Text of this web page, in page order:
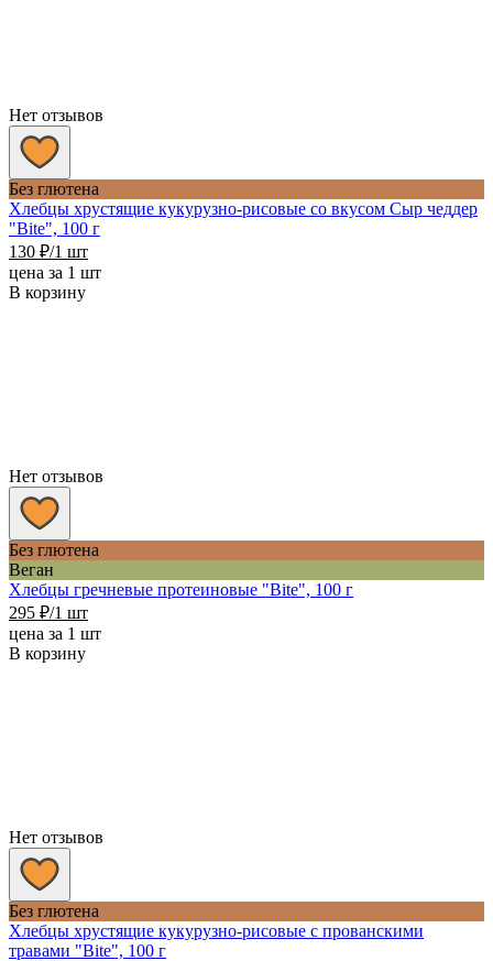
Нет отзывов
Без глютена
Хлебцы хрустящие кукурузно-рисовые со вкусом Сыр чеддер
"Bite", 100 г
130 ₽/1 шт
цена за 1 шт
В корзину
Нет отзывов
Без глютена
Веган
Хлебцы гречневые протеиновые "Bite", 100 г
295 ₽/1 шт
цена за 1 шт
В корзину
Нет отзывов
Без глютена
Хлебцы хрустящие кукурузно-рисовые с прованскими
травами "Bite", 100 г